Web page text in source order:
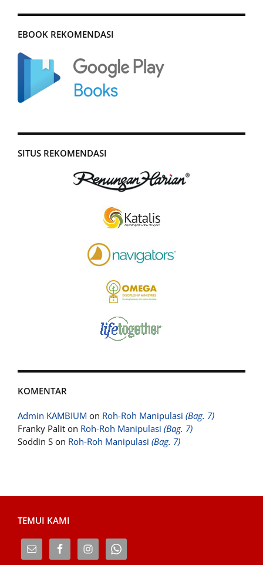
EBOOK REKOMENDASI
SITUS REKOMENDASI
KOMENTAR
Admin KAMBIUM on Roh-Roh Manipulasi (Bag. 7)
Franky Palit on Roh-Roh Manipulasi (Bag. 7)
Soddin S on Roh-Roh Manipulasi (Bag. 7)
TEMUI KAMI